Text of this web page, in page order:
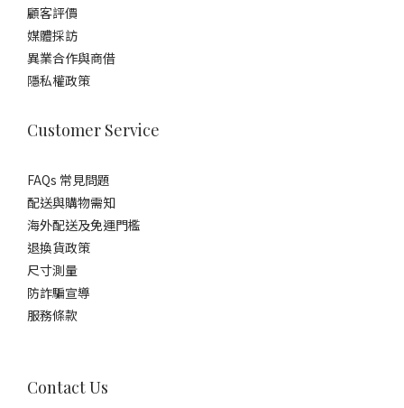
顧客評價
媒體採訪
異業合作與商借
隱私權政策
Customer Service
FAQs 常見問題
配送與購物需知
海外配送及免運門檻
退換貨政策
尺寸測量
防詐騙宣導
服務條款
Contact Us